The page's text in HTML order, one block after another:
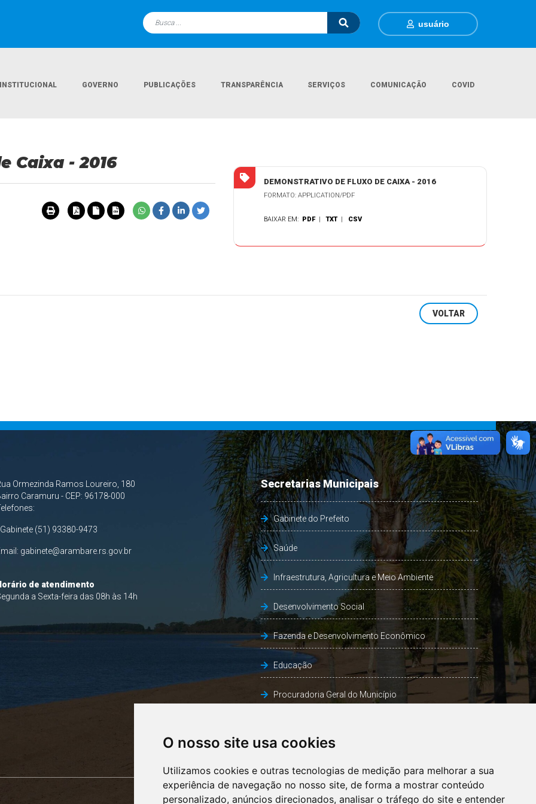
O nosso site usa cookies
Utilizamos cookies e outras tecnologias de medição para melhorar a sua
experiência de navegação no nosso site, de forma a mostrar conteúdo
personalizado, anúncios direcionados, analisar o tráfego do site e entender
usuário
INSTITUCIONAL GOVERNO PUBLICAÇÕES TRANSPARÊNCIA SERVIÇOS COMUNICAÇÃO COVID
Caixa - 2016
DEMONSTRATIVO DE FLUXO DE CAIXA - 2016
FORMATO: APPLICATION/PDF
BAIXAR EM: PDF |TXT | CSV
VOLTAR
Ormezinda Ramos Loureiro, 180
Caramuru - CEP: 96178-000
(51) 93380-9473
gabinete@arambare.rs.gov.br
de atendimento
a Sexta-feira das 08h às 14h
Secretarias Municipais
Gabinete do Prefeito
Saúde
Infraestrutura, Agricultura e Meio Ambiente
Desenvolvimento Social
Fazenda e Desenvolvimento Econômico
Educação
Procuradoria Geral do Município
OUVIDORIA